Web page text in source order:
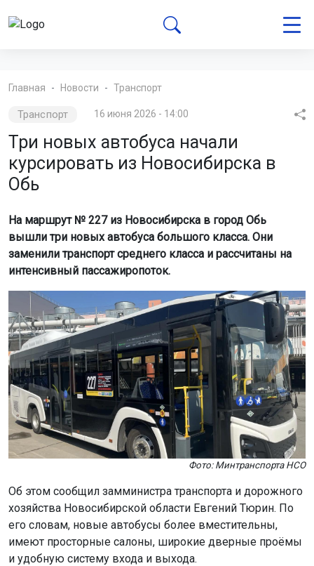
Главная Новости Транспорт
Транспорт 16 июня 2026 - 14:00
Три новых автобуса начали
курсировать из Новосибирска в
Обь
На маршрут № 227 из Новосибирска в город Обь
вышли три новых автобуса большого класса. Они
заменили транспорт среднего класса и рассчитаны на
интенсивный пассажиропоток.
Фото: Минтранспорта НСО
Об этом сообщил замминистра транспорта и дорожного
хозяйства Новосибирской области Евгений Тюрин. По
его словам, новые автобусы более вместительны,
имеют просторные салоны, широкие дверные проёмы
и удобную систему входа и выхода.